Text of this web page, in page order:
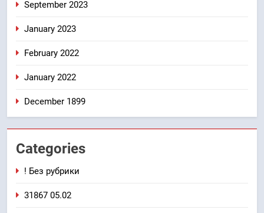
September 2023
January 2023
February 2022
January 2022
December 1899
Categories
! Без рубрики
31867 05.02